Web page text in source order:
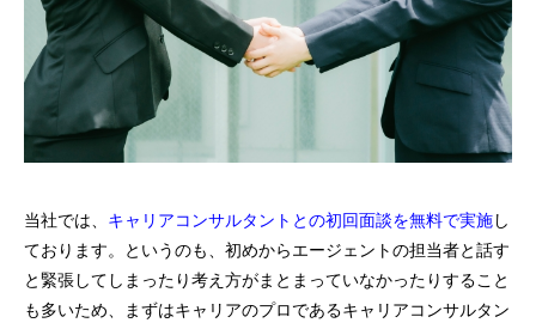
当社では、 キャリアコンサルタントとの初回面談を無料で実施し
ております。というのも、初めからエージェントの担当者と話す
と緊張してしまったり考え方がまとまっていなかったりすること
も多いため、まずはキャリアのプロであるキャリアコンサルタン